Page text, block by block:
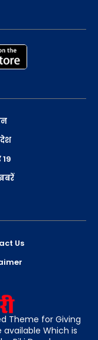
19
Us
Theme for Giving
available Which is